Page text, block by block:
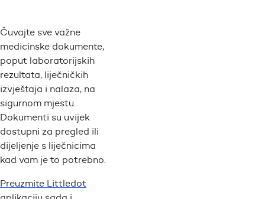
Čuvajte sve važne
medicinske dokumente,
poput laboratorijskih
rezultata, liječničkih
izvještaja i nalaza, na
sigurnom mjestu.
Dokumenti su uvijek
dostupni za pregled ili
dijeljenje s liječnicima
kad vam je to potrebno.
Preuzmite Littledot